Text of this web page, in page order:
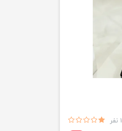
1 نفر